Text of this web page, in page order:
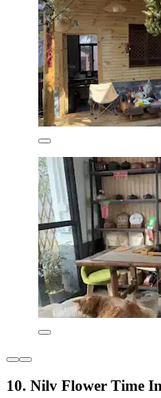
10. Nilv Flower Time